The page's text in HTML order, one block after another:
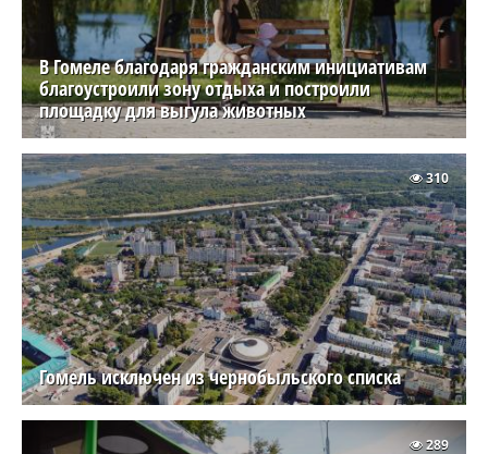
В Гомеле благодаря гражданским инициативам
благоустроили зону отдыха и построили
площадку для выгула животных
Гомель исключен из чернобыльского списка
310
289